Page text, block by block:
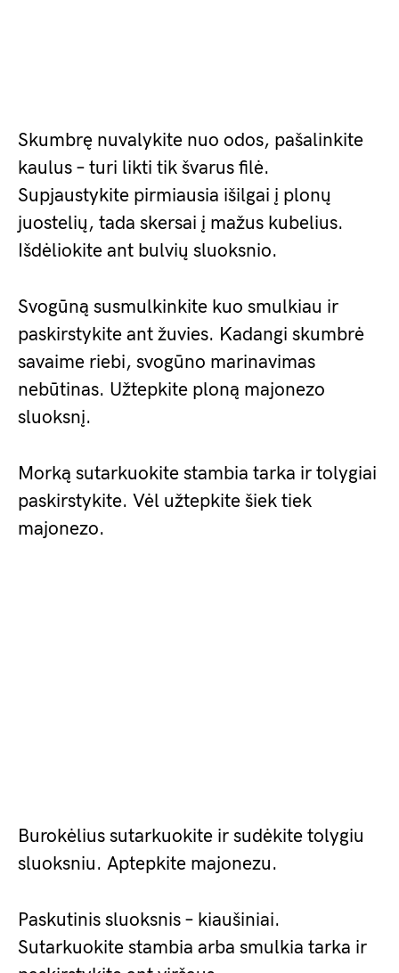
Skumbrę nuvalykite nuo odos, pašalinkite
kaulus – turi likti tik švarus filė.
Supjaustykite pirmiausia išilgai į plonų
juostelių, tada skersai į mažus kubelius.
Išdėliokite ant bulvių sluoksnio.
Svogūną susmulkinkite kuo smulkiau ir
paskirstykite ant žuvies. Kadangi skumbrė
savaime riebi, svogūno marinavimas
nebūtinas. Užtepkite ploną majonezo
sluoksnį.
Morką sutarkuokite stambia tarka ir tolygiai
paskirstykite. Vėl užtepkite šiek tiek
majonezo.
Burokėlius sutarkuokite ir sudėkite tolygiu
sluoksniu. Aptepkite majonezu.
Paskutinis sluoksnis – kiaušiniai.
Sutarkuokite stambia arba smulkia tarka ir